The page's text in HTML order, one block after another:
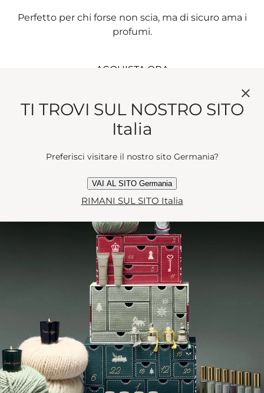
Perfetto per chi forse non scia, ma di sicuro ama i
profumi.
ACQUISTA ORA
TI TROVI SUL NOSTRO SITO
Italia
Preferisci visitare il nostro sito Germania?
VAI AL SITO Germania
RIMANI SUL SITO Italia